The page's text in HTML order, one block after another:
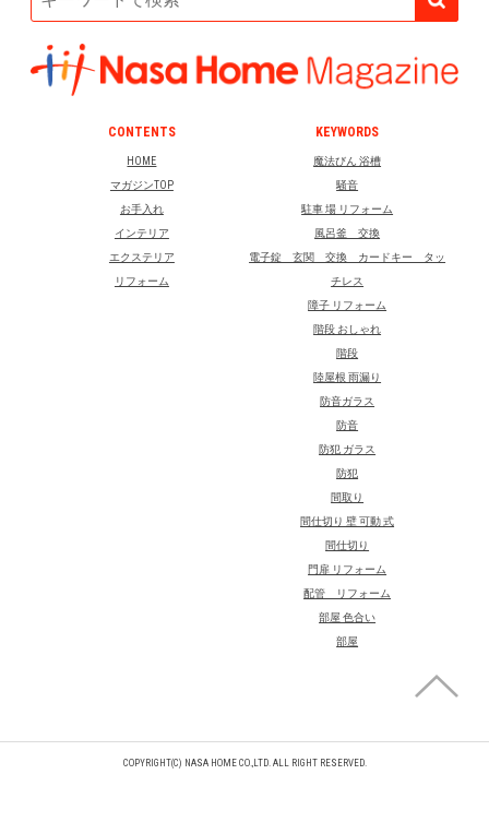
CONTENTS
HOME
マガジンTOP
お手入れ
インテリア
エクステリア
リフォーム
KEYWORDS
魔法びん 浴槽
騒音
駐車 場 リフォーム
風呂釜 交換
電子錠 玄関 交換 カードキー タッ
チレス
障子 リフォーム
階段 おしゃれ
階段
陸屋根 雨漏り
防音ガラス
防音
防犯 ガラス
防犯
間取り
間仕切り 壁 可動 式
間仕切り
門扉 リフォーム
配管 リフォーム
部屋 色合い
部屋
COPYRIGHT(C) NASA HOME CO.,LTD. ALL RIGHT RESERVED.